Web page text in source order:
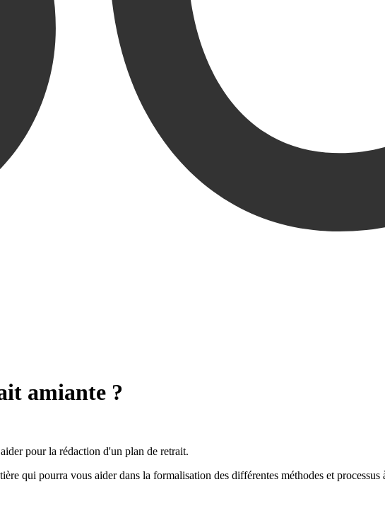
amiante ?
pour la rédaction d'un plan de retrait.
qui pourra vous aider dans la formalisation des différentes méthodes et